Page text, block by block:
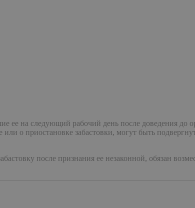
на следующий рабочий день после доведения до
о приостановке забастовки, могут быть
после признания ее незаконной, обязан